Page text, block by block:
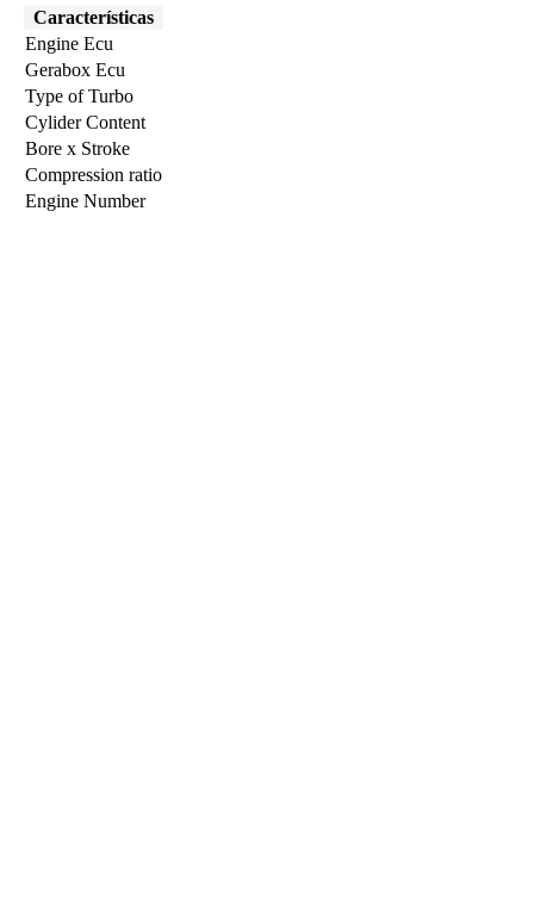
Características
Engine Ecu
Gerabox Ecu
Type of Turbo
Cylider Content
Bore x Stroke
Compression ratio
Engine Number